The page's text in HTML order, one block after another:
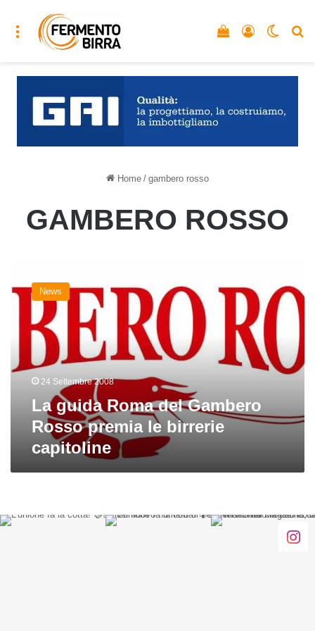
Menu Accedi
Vedi il carrello
Home / gambero rosso
GAMBERO ROSSO
Roma
Gambero
le
birrerie
capitoline
News
24 Settembre 2008
La guida Roma del Gambero
Rosso premia le birrerie
capitoline